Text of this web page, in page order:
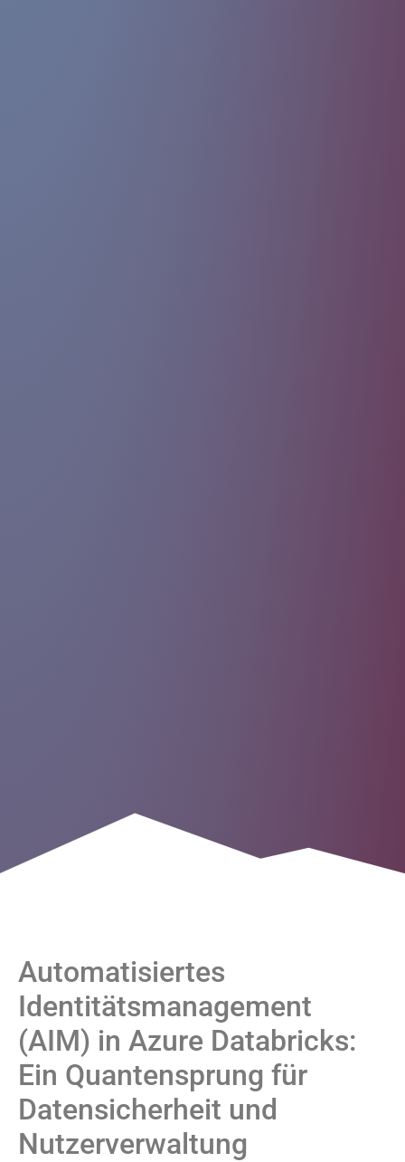
Automatisiertes
Identitätsmanagement
(AIM) in Azure Databricks:
Ein Quantensprung für
Datensicherheit und
Nutzerverwaltung